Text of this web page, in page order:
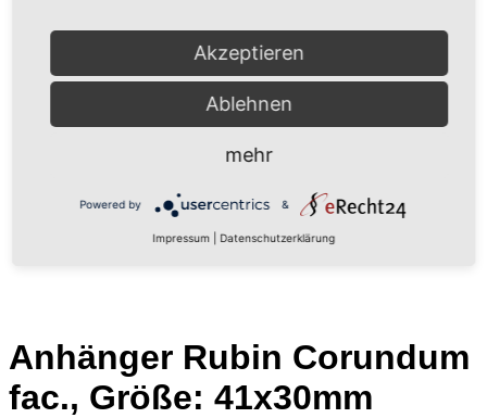
Mehr Informationen
Akzeptieren
Usercentrics Consent Management
Platform
Anhänger Rubin Corundum
fac., Größe: 41x30mm
Akzeptieren
Ablehnen
mehr
Powered by &
Impressum Datenschutzerklärung